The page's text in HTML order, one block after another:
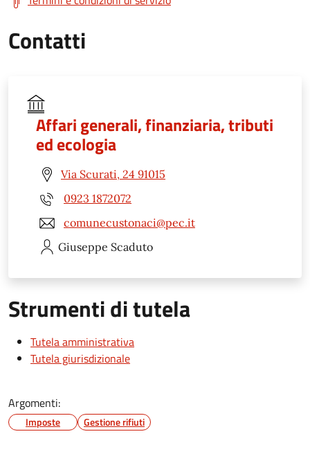
Contatti
Affari generali, finanziaria, tributi
ed ecologia
Via Scurati, 24 91015
0923 1872072
comunecustonaci@pec.it
Giuseppe Scaduto
Strumenti di tutela
Tutela amministrativa
Tutela giurisdizionale
Argomenti:
Imposte Gestione rifiuti